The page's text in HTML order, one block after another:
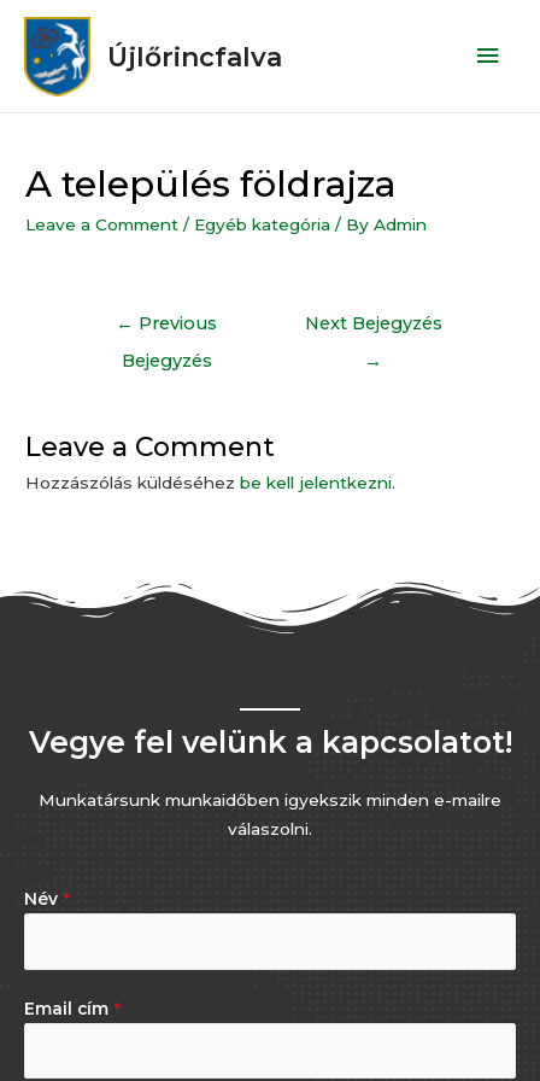
Újlőrincfalva
A település földrajza
Leave a Comment / Egyéb kategória / ByAdmin
← Previous
Bejegyzés
Next Bejegyzés
→
Leave a Comment
Hozzászólás küldéséhezbe kell jelentkezni.
Vegye fel velünk a kapcsolatot!
Munkatársunk munkaidőben igyekszik minden e-mailre
válaszolni.
Név *
Email cím *